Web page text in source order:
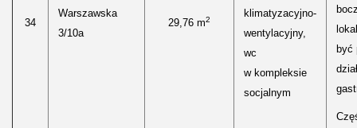
34
Warszawska
3/10a
29,76 m2
klimatyzacyjno-
wentylacyjny,
wc
w kompleksie
socjalnym
być